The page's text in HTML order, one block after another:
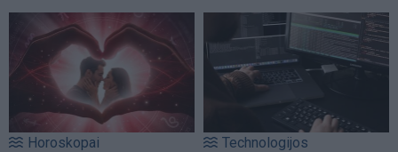
Horoskopai Technologijos